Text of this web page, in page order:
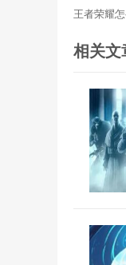
王者荣耀
相关文